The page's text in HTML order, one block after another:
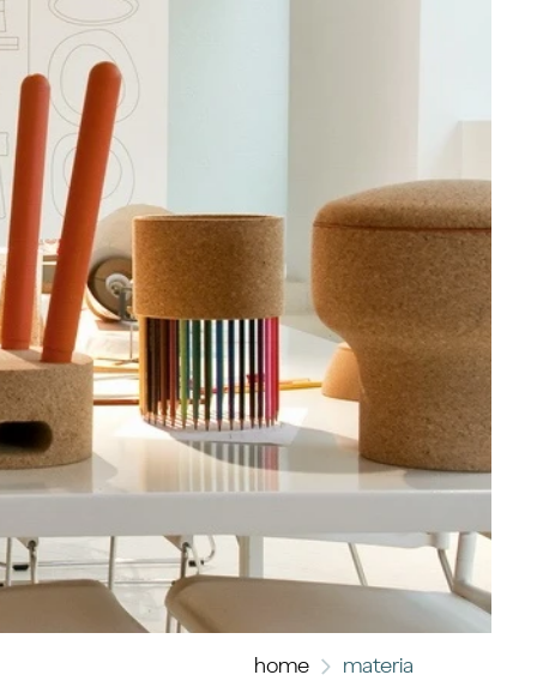
home materia